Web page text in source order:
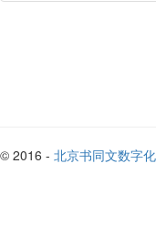
© 2016 - 北京书同文数字